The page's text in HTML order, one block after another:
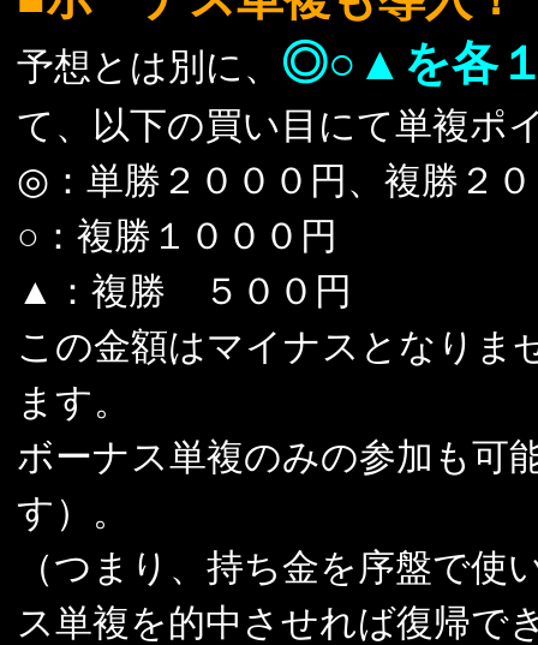
予想とは別に、 ◎○▲を各
て、以下の買い目にて単複ポ
◎：単勝２０００円、複勝２
○：複勝１０００円
▲：複勝 ５００円
この金額はマイナスとなりま
ます。
ボーナス単複のみの参加も可
す）。
（つまり、持ち金を序盤で
ス単複を的中させれば復帰で